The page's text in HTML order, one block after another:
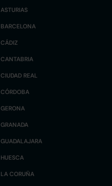
ASTURIAS
BARCELONA
CÁDIZ
CANTABRIA
CIUDAD REAL
CÓRDOBA
GERONA
GRANADA
GUADALAJARA
HUESCA
LA CORUÑA